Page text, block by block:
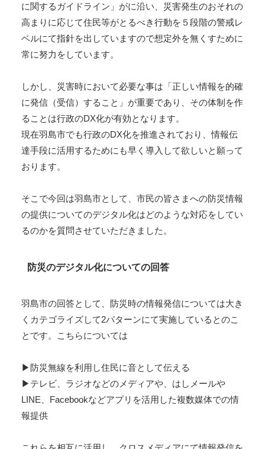
に関するガイドライン」がに沿い、災害発生のおそれの
高まりに応じて住民等がとるべき行動を５段階の警戒レ
ベルにて指針を出していますので想定外を無くすために
常に努力をしています。
しかし、災害時において必要な事は「正しい情報を的確
に発信（受信）すること」が重要であり、その体制を作
ることは行政のDX化が有効となります。
現在羽島市でも行政のDX化を推進されており、情報伝
達手段に活用するためにも早く導入して欲しいと願って
おります。
そこで今回は羽島市として、市民の皆さまへの防災情報
の提供についてのデジタル化はどのような対応をしてい
るのかを質問させていただきました。
防災のデジタル化についての回答
羽島市の回答として、防災時の情報発信については大き
くカテゴライズして2パターンにて実施しているとのこ
とです。こちらについては
▶防災無線を利用し住民に音として伝える
▶テレビ、ラジオなどのメディアや、はしメールや
LINE、Facebookなどアプリを活用した複数媒体での情
報提供